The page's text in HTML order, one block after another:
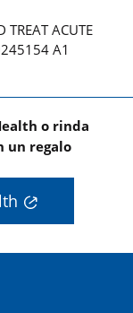
ACUTE
A1
o rinda
un regalo